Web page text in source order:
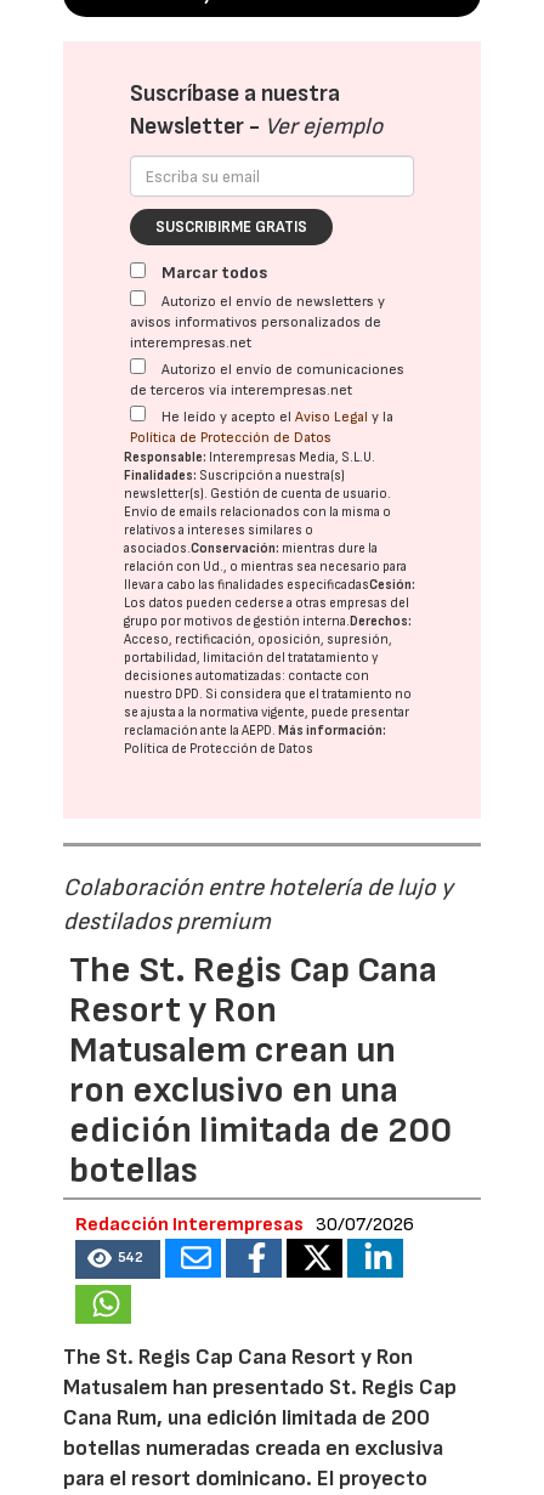
Suscríbase a nuestra
Newsletter - Ver ejemplo
SUSCRIBIRME GRATIS
Marcar todos
Autorizo el envío de newsletters y
avisos informativos personalizados de
interempresas.net
Autorizo el envío de comunicaciones
de terceros vía interempresas.net
He leído y acepto elAviso Legal y la
Política de Protección de Datos
Responsable: Interempresas Media, S.L.U.
Finalidades: Suscripción a nuestra(s)
newsletter(s). Gestión de cuenta de usuario.
Envío de emails relacionados con la misma o
relativos a intereses similares o
asociados.Conservación: mientras dure la
relación con Ud., o mientras sea necesario para
llevar a cabo las finalidades especificadasCesión:
Los datos pueden cederse a otras empresas del
grupo por motivos de gestión interna.Derechos:
Acceso, rectificación, oposición, supresión,
portabilidad, limitación del tratatamiento y
decisiones automatizadas: contacte con
nuestro DPD. Si considera que el tratamiento no
se ajusta a la normativa vigente, puede presentar
reclamación ante laAEPD.Más información:
Política de Protección de Datos
Colaboración entre hotelería de lujo y
destilados premium
The St. Regis Cap Cana
Resort y Ron
Matusalem crean un
ron exclusivo en una
edición limitada de 200
botellas
Redacción Interempresas 30/07/2026
542
The St. Regis Cap Cana Resort y Ron
Matusalem han presentado St. Regis Cap
Cana Rum, una edición limitada de 200
botellas numeradas creada en exclusiva
para el resort dominicano. El proyecto